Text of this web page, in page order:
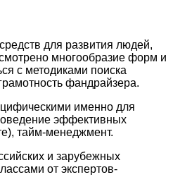
для развития людей,
многообразие форм и
с методиками поиска
фандрайзера.
именно для
эффективных
тайм-менеджмент.
и зарубежных
от экспертов-